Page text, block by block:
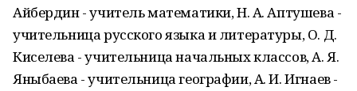
Айбердин - учитель математики, Н. А. Аптушева -
учительница русского языка и литературы, О. Д.
Киселева - учительница начальных классов, А. Я.
Яныбаева - учительница географии, А. И. Игнаев -